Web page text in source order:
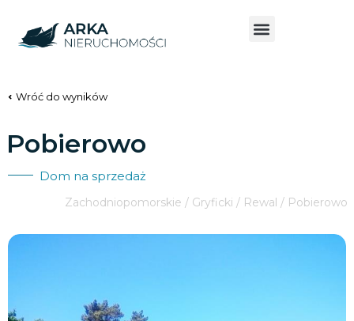
Wróć do wyników
Pobierowo
Dom na sprzedaż
Zachodniopomorskie / Gryficki / Rewal / Pobierowo